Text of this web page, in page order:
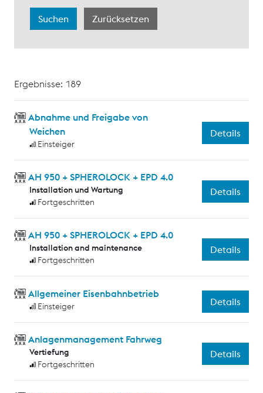
Ergebnisse: 189
Abnahme und Freigabe von
Weichen
Einsteiger
Details
AH 950 + SPHEROLOCK + EPD 4.0
Installation und Wartung
Fortgeschritten
Details
AH 950 + SPHEROLOCK + EPD 4.0
Installation and maintenance
Fortgeschritten
Details
Allgemeiner Eisenbahnbetrieb
Einsteiger Details
Anlagenmanagement Fahrweg
Vertiefung
Fortgeschritten
Details